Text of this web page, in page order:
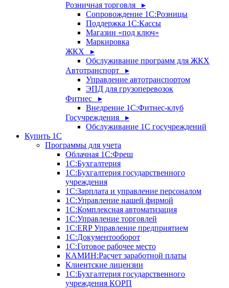
Розничная торговля ▸
Сопровождение 1С:Розницы
Поддержка 1С:Кассы
Магазин «под ключ»
Маркировка
ЖКХ ▸
Обслуживание программ для ЖКХ
Автотранспорт ▸
Управление автотранспортом
ЭПД для грузоперевозок
Фитнес ▸
Внедрение 1С:Фитнес-клуб
Госучреждения ▸
Обслуживание 1С госучреждений
Купить 1С
Программы для учета
Облачная 1С:Фреш
1С:Бухгалтерия
1С:Бухгалтерия государственного
учреждения
1С:Зарплата и управление персоналом
1С:Управление нашей фирмой
1С:Комплексная автоматизация
1С:Управление торговлей
1С:ERP Управление предприятием
1С:Документооборот
1C:Готовое рабочее место
КАМИН:Расчет заработной платы
Клиентские лицензии
1С:Бухгалтерия государственного
учреждения КОРП